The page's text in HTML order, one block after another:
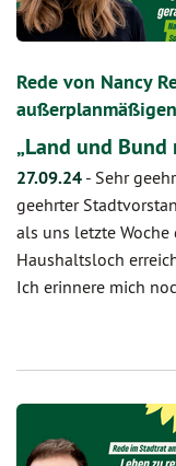
Rede von Nancy
„Land und
27.09.24 - Sehr
geehrter
als uns letzte
Haushaltsloch
Ich erinnere mich